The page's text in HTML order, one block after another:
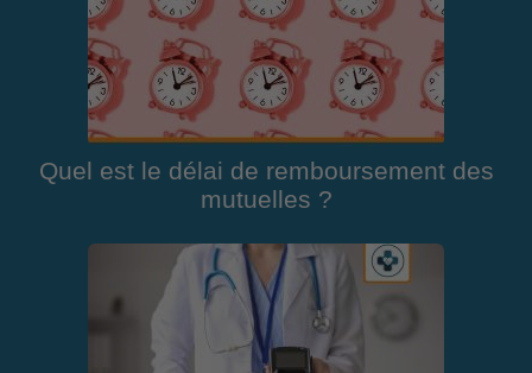
Quel est le délai de remboursement des
mutuelles ?